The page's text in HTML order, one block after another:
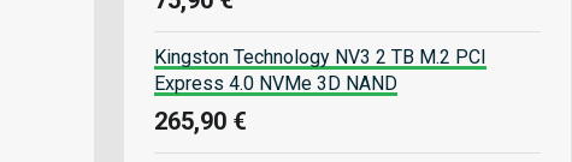
Kingston Technology NV3 2 TB M.2 PCI
Express 4.0 NVMe 3D NAND
265,90 €